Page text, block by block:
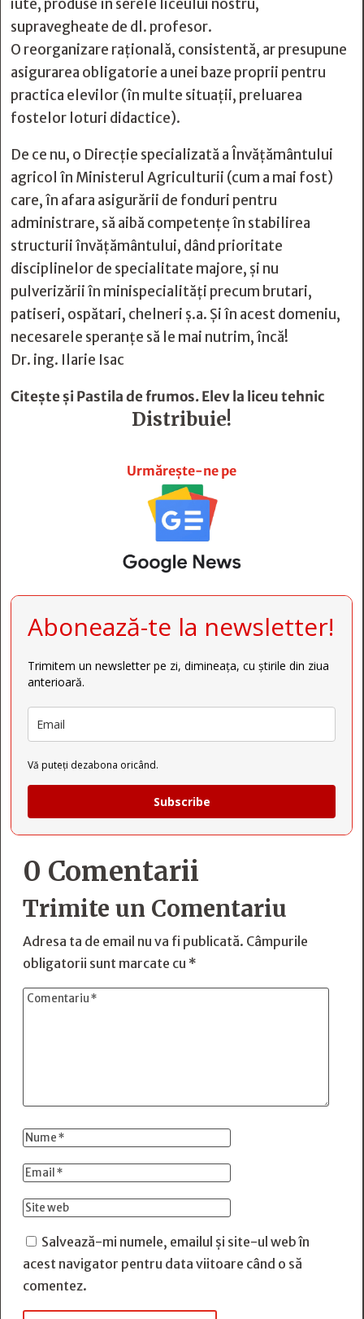
iute, produse în serele liceului nostru,
supravegheate de dl. profesor.
O reorganizare rațională, consistentă, ar presupune
asigurarea obligatorie a unei baze proprii pentru
practica elevilor (în multe situații, preluarea
fostelor loturi didactice).
De ce nu, o Direcție specializată a Învățământului
agricol în Ministerul Agriculturii (cum a mai fost)
care, în afara asigurării de fonduri pentru
administrare, să aibă competențe în stabilirea
structurii învățământului, dând prioritate
disciplinelor de specialitate majore, și nu
pulverizării în minispecialități precum brutari,
patiseri, ospătari, chelneri ș.a. Și în acest domeniu,
necesarele speranțe să le mai nutrim, încă!
Dr. ing. Ilarie Isac
Citește șiPastila de frumos. Elev la liceu tehnic
Distribuie!
Urmărește-ne pe
Abonează-te la newsletter!
Trimitem un newsletter pe zi, dimineața, cu știrile din ziua
anterioară.
Vă puteți dezabona oricând.
Subscribe
0 Comentarii
Trimite un Comentariu
Adresa ta de email nu va fi publicată. Câmpurile
obligatorii sunt marcate cu *
Salvează-mi numele, emailul și site-ul web în
acest navigator pentru data viitoare când o să
comentez.